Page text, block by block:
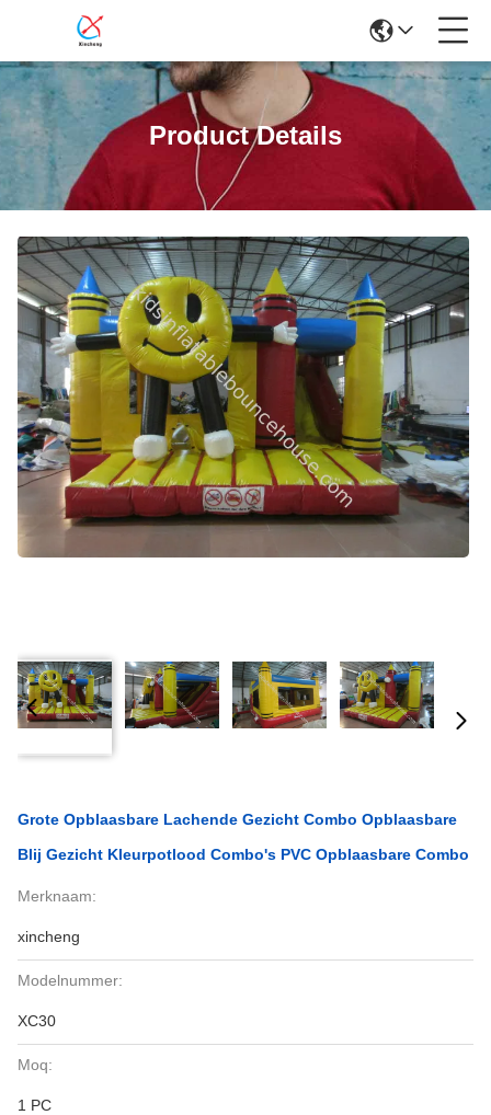
Product Details
Grote Opblaasbare Lachende Gezicht Combo Opblaasbare
Blij Gezicht Kleurpotlood Combo's PVC Opblaasbare Combo
Merknaam:
xincheng
Modelnummer:
XC30
Moq:
1 PC